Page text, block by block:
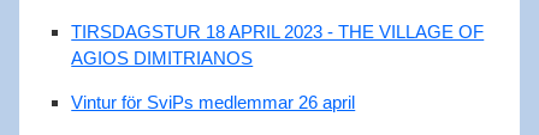
TIRSDAGSTUR 18 APRIL 2023 - THE VILLAGE OF
AGIOS DIMITRIANOS
Vintur för SviPs medlemmar 26 april